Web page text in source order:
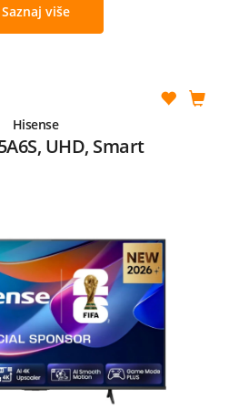
Saznaj više
Hisense
UHD, Smart